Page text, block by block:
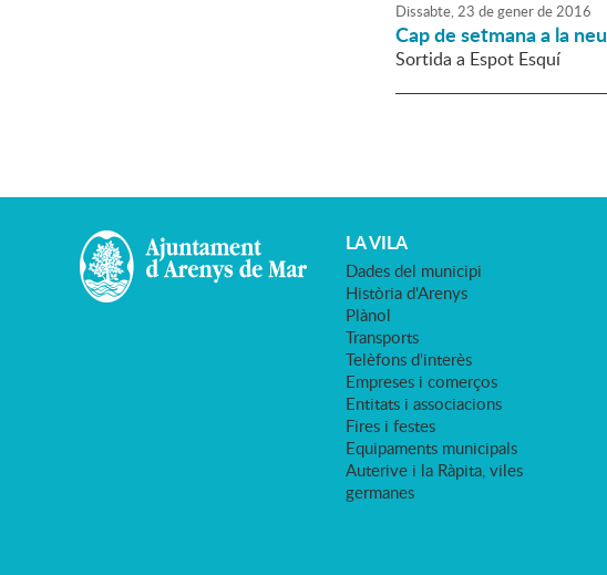
Dissabte,23 degenerde2016
Cap de setmana a la neu
Sortida a Espot Esquí
LA VILA
Dades del municipi
Història d'Arenys
Plànol
Transports
Telèfons d'interès
Empreses i comerços
Entitats i associacions
Fires i festes
Equipaments municipals
Auterive i la Ràpita, viles
germanes